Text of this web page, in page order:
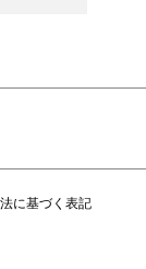
に基づく表記